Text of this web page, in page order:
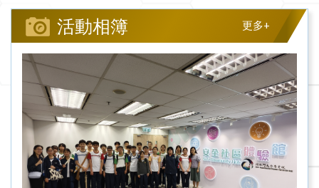
活動相簿 更多+